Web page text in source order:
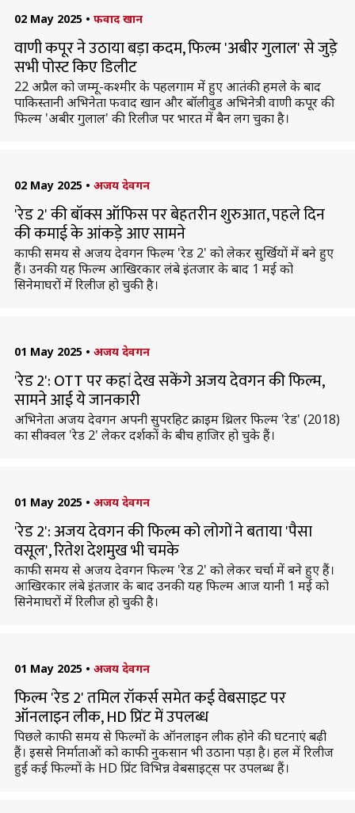
02 May 2025 • फवाद खान
वाणी कपूर ने उठाया बड़ा कदम, फिल्म 'अबीर गुलाल' से जुड़े
सभी पोस्ट किए डिलीट
22 अप्रैल को जम्मू-कश्मीर के पहलगाम में हुए आतंकी हमले के बाद
पाकिस्तानी अभिनेता फवाद खान और बॉलीवुड अभिनेत्री वाणी कपूर की
फिल्म 'अबीर गुलाल' की रिलीज पर भारत में बैन लग चुका है।
02 May 2025 • अजय देवगन
'रेड 2' की बॉक्स ऑफिस पर बेहतरीन शुरुआत, पहले दिन
की कमाई के आंकड़े आए सामने
काफी समय से अजय देवगन फिल्म 'रेड 2' को लेकर सुर्खियों में बने हुए
हैं। उनकी यह फिल्म आखिरकार लंबे इंतजार के बाद 1 मई को
सिनेमाघरों में रिलीज हो चुकी है।
01 May 2025 • अजय देवगन
'रेड 2': OTT पर कहां देख सकेंगे अजय देवगन की फिल्म,
सामने आई ये जानकारी
अभिनेता अजय देवगन अपनी सुपरहिट क्राइम थ्रिलर फिल्म 'रेड' (2018)
का सीक्वल 'रेड 2' लेकर दर्शकों के बीच हाजिर हो चुके हैं।
01 May 2025 • अजय देवगन
'रेड 2': अजय देवगन की फिल्म को लोगों ने बताया 'पैसा
वसूल', रितेश देशमुख भी चमके
काफी समय से अजय देवगन फिल्म 'रेड 2' को लेकर चर्चा में बने हुए हैं।
आखिरकार लंबे इंतजार के बाद उनकी यह फिल्म आज यानी 1 मई को
सिनेमाघरों में रिलीज हो चुकी है।
01 May 2025 • अजय देवगन
फिल्म 'रेड 2' तमिल रॉकर्स समेत कई वेबसाइट पर
ऑनलाइन लीक, HD प्रिंट में उपलब्ध
पिछले काफी समय से फिल्मों के ऑनलाइन लीक होने की घटनाएं बढ़ी
हैं। इससे निर्माताओं को काफी नुकसान भी उठाना पड़ा है। हल में रिलीज
हुई कई फिल्मों के HD प्रिंट विभिन्न वेबसाइट्स पर उपलब्ध हैं।